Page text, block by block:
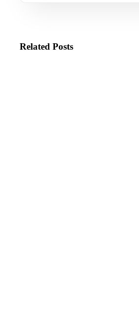
Related Posts